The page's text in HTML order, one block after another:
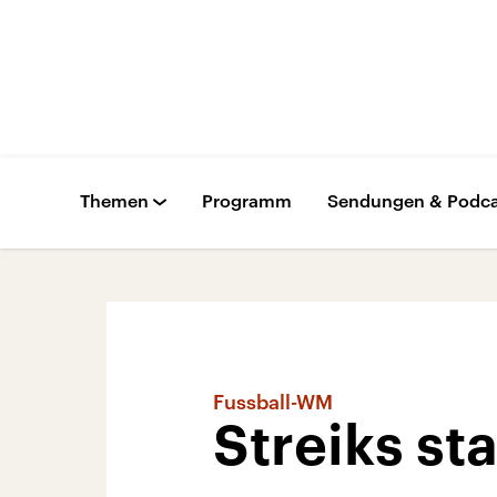
Themen Programm Sendungen &
Fussball-WM
Streiks